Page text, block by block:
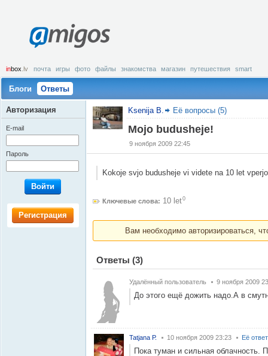
amigos
inbox .lv почта игры фото файлы знакомства магазин путешествия smart
Блоги Ответы
Ksenija B. Её вопросы (5)
Mojo budusheje!
9 ноября 2009 22:45
Kokoje svjo budusheje vi videte na 10 let
Ключевые слова: 10 let0
Вам необходимо авторизироваться,
Ответы (3)
Удалённый пользователь 9 ноября 2009
До этого ещё дожить надо.А в
Tatjana Р. 10 ноября 2009 23:23 Её
Пока туман и сильная облачность.
Авторизация
E-mail
Пароль
Войти
Регистрация